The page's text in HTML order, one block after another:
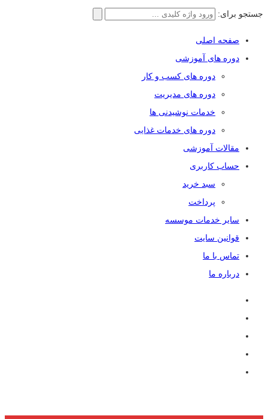
جستجو برای:
صفحه اصلی
دوره های آموزشی
دوره های کسب و کار
دوره های مدیریت
خدمات نوشیدنی ها
دوره های خدمات غذایی
مقالات آموزشی
حساب کاربری
سبد خرید
پرداخت
سایر خدمات موسسه
قوانین سایت
تماس با ما
درباره ما